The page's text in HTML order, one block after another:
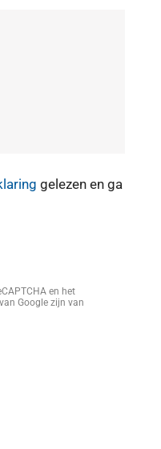
gelezen en ga
en het
van Google zijn van